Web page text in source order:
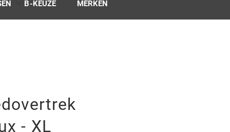
B-KEUZE MERKEN
- XL